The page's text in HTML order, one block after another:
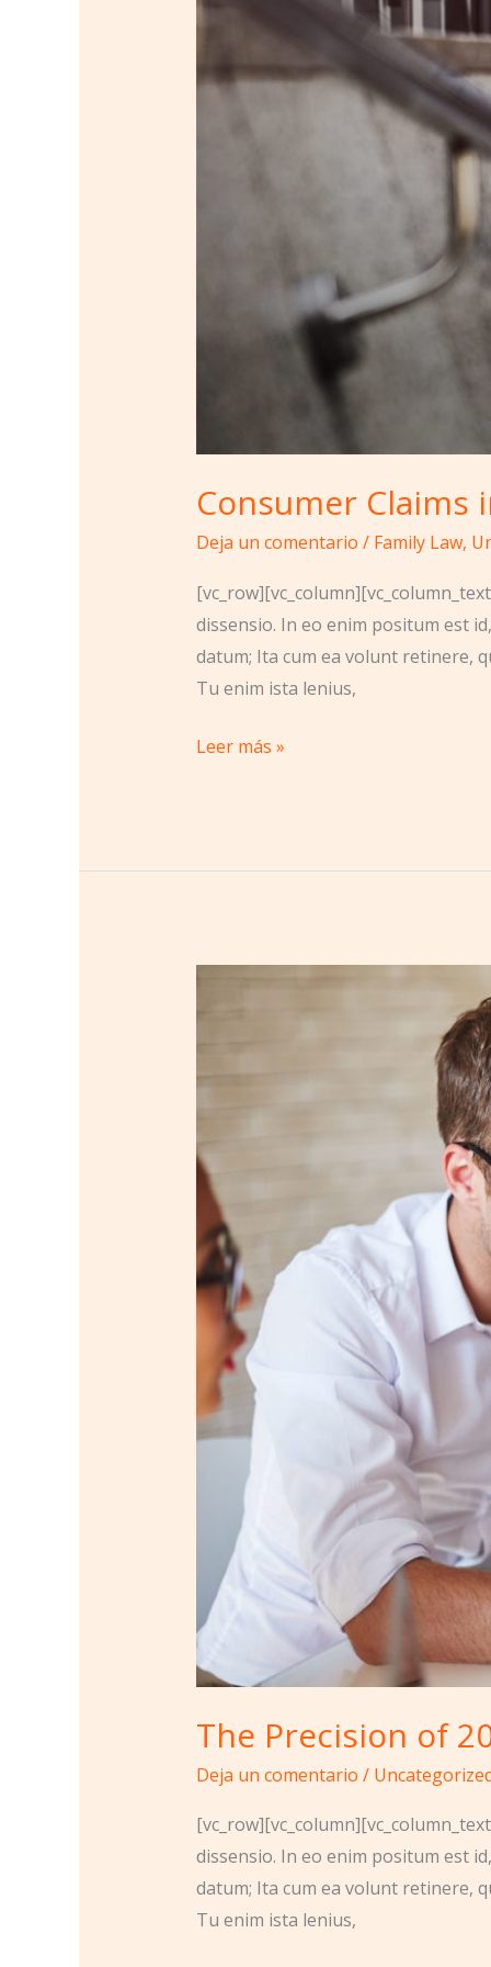
Consumer Claims
Deja un comentario / Family Law,
dissensio. In eo enim positum est
datum; Ita cum ea volunt retinere,
Tu enim ista lenius,
Leer más »
The Precision of
Deja un comentario /
dissensio. In eo enim positum est
datum; Ita cum ea volunt retinere,
Tu enim ista lenius,
Experience